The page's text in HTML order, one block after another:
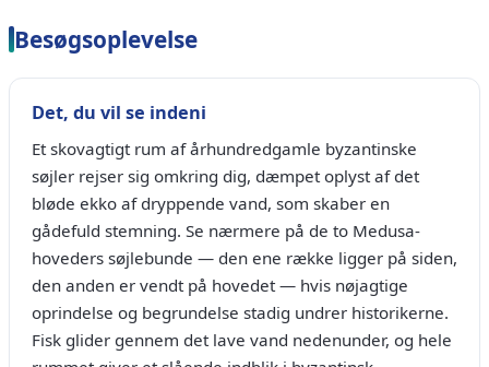
Besøgsoplevelse
Det, du vil se indeni
Et skovagtigt rum af århundredgamle byzantinske
søjler rejser sig omkring dig, dæmpet oplyst af det
bløde ekko af dryppende vand, som skaber en
gådefuld stemning. Se nærmere på de to Medusa-
hoveders søjlebunde — den ene række ligger på siden,
den anden er vendt på hovedet — hvis nøjagtige
oprindelse og begrundelse stadig undrer historikerne.
Fisk glider gennem det lave vand nedenunder, og hele